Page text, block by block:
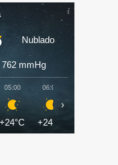
Nublado
762 mmHg
05:00
+24°C
06:00
+24°C
›